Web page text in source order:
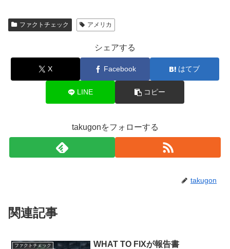
ファクトチェック アメリカ
シェアする
X Facebook はてブ
LINE コピー
takugonをフォローする
takugon
関連記事
ファクトチェック
WHAT TO FIXが報告書